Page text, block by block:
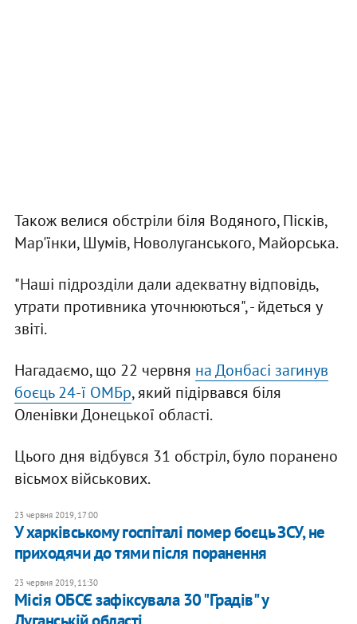
Також велися обстріли біля Водяного, Пісків,
Мар'їнки, Шумів, Новолуганського, Майорська.
"Наші підрозділи дали адекватну відповідь,
утрати противника уточнюються", - йдеться у
звіті.
Нагадаємо, що 22 червня на Донбасі загинув
боєць 24-ї ОМБр, який підірвався біля
Оленівки Донецької області.
Цього дня відбувся 31 обстріл, було поранено
вісьмох військових.
23 червня 2019, 17:00
У харківському госпіталі помер боєць ЗСУ, не
приходячи до тями після поранення
23 червня 2019, 11:30
Місія ОБСЄ зафіксувала 30 "Градів" у